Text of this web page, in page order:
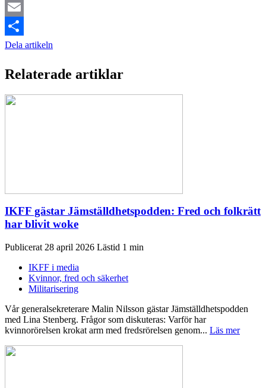
Twitter
Email
Dela artikeln
Relaterade artiklar
IKFF gästar Jämställdhetspodden: Fred och folkrätt
har blivit woke
Publicerat 28 april 2026
IKFF i media
Kvinnor, fred och säkerhet
Militarisering
Vår generalsekreterare Malin Nilsson gästar Jämställdhetspodden
med Lina Stenberg. Frågor som diskuteras: Varför har
kvinnorörelsen krokat arm med fredsrörelsen genom... Läs mer